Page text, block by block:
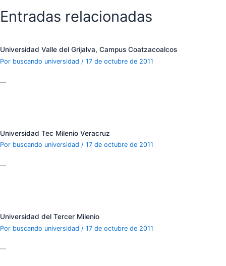
Entradas relacionadas
Universidad Valle del Grijalva, Campus Coatzacoalcos
Por buscando universidad / 17 de octubre de 2011
…
Universidad Tec Milenio Veracruz
Por buscando universidad / 17 de octubre de 2011
…
Universidad del Tercer Milenio
Por buscando universidad / 17 de octubre de 2011
…